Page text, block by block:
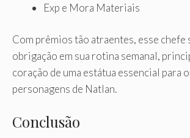
Exp e Mora Materiais
Com prêmios tão atraentes, esse chefe
obrigação em sua rotina semanal,
coração de uma estátua essencial para
personagens de Natlan.
Conclusão